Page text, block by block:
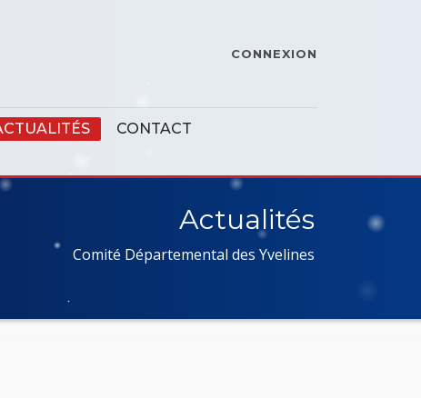
CONNEXION
CONTACT
Actualités
Comité Départemental des Yvelines